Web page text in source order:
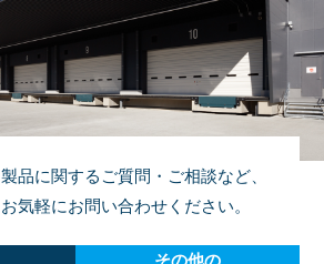
製品に関するご質問・ご相談など、
お気軽にお問い合わせください。